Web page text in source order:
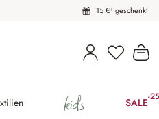
15 €¹ geschenkt
Du hast
kids SALE-